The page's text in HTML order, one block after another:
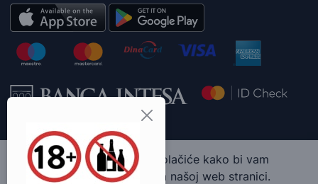
Ova web stranica koristi kolačiće kako bi vam
pružila najbolje iskustvo na našoj web stranici.